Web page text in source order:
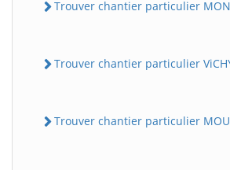
Trouver chantier particulier
Trouver chantier particulier
Trouver chantier particulier